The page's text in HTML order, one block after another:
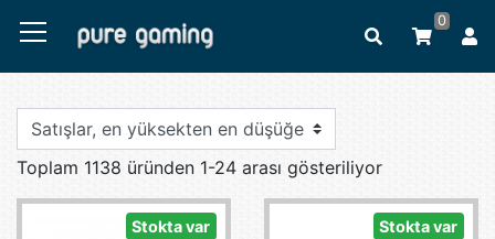
0
Toplam 1138 üründen 1-24 arası gösteriliyor
Stokta var Stokta var